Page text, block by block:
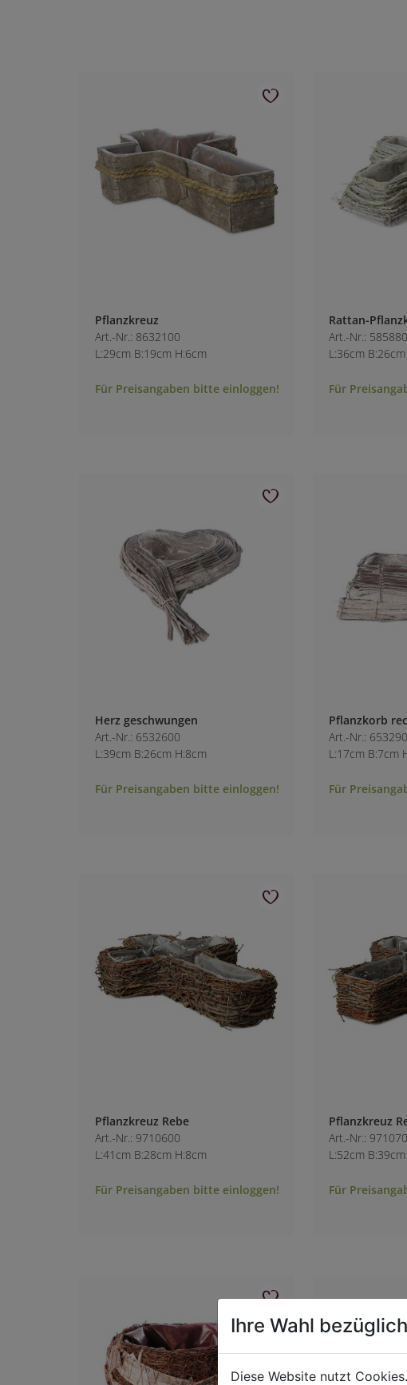
Pflanzkreuz
Art.-Nr.: 8632100
L:29cm B:19cm H:6cm
Für Preisangaben bitte einloggen!
Rattan-
Art.-Nr.:
L:36cm
Für
Herz geschwungen
Art.-Nr.: 6532600
L:39cm B:26cm H:8cm
Für Preisangaben bitte einloggen!
Pflanzkorb
Art.-Nr.:
L:17cm B:7cm
Für
Pflanzkreuz Rebe
Art.-Nr.: 9710600
L:41cm B:28cm H:8cm
Für Preisangaben bitte einloggen!
Pflanzkreuz
Art.-Nr.:
L:52cm
Für
Ihre Wahl
Diese Website nutzt